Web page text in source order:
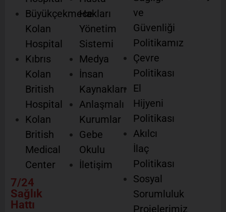
Büyükçekmece
Kolan
Hospital
Kıbrıs
Kolan
British
Hospital
Kolan
British
Medical
Center
7/24
Sağlık
Hattı
Hakları
Yönetim
Sistemi
Medya
İnsan
Kaynakları
Anlaşmalı
Kurumlar
Gebe
Okulu
İletişim
ve
Güvenliği
Politikamız
Çevre
Politikası
El
Hijyeni
Politikası
Akılcı
İlaç
Politikası
Sosyal
Sorumluluk
Projelerimiz